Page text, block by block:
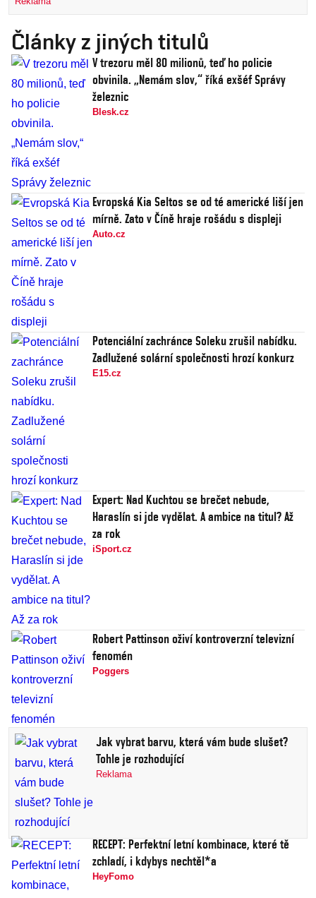
Články z jiných titulů
V trezoru měl 80 milionů, teď ho policie
obvinila. „Nemám slov,“ říká exšéf Správy
železnic
Blesk.cz
Evropská Kia Seltos se od té americké liší jen
mírně. Zato v Číně hraje rošádu s displeji
Auto.cz
Potenciální zachránce Soleku zrušil nabídku.
Zadlužené solární společnosti hrozí konkurz
E15.cz
Expert: Nad Kuchtou se brečet nebude,
Haraslín si jde vydělat. A ambice na titul? Až
za rok
iSport.cz
Robert Pattinson oživí kontroverzní televizní
fenomén
Poggers
Jak vybrat barvu, která vám bude slušet?
Tohle je rozhodující
Reklama
RECEPT: Perfektní letní kombinace, které tě
zchladí, i kdybys nechtěl*a
HeyFomo